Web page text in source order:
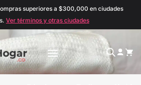
superiores a $300,000 en ciudades
Ver términos y otras ciudades